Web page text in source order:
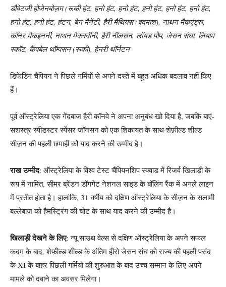
डौवेटजी होजेनबोज़म (रूकी हंट, हनो हंट, हनो हंट, हनो हंट, हनो हंट, हनो हंट,
हनो हंट, हनो हंट, हंटन, बेन मैनेंटी, हैरी मैथियस (बदमाश), नाथन मैकएंड्रू,
कॉनर मैकइनर्नी, नाथन मैकस्वीनी, हैरी नीलसन, लॉयड पोप, जेसन संघा, लियाम
स्कॉट, कैंपबेल थॉम्पसन (रूकी), हेनरी थॉर्नटन
डिफेंडिंग चैंपियन ने पिछले गर्मियों से अपने दस्ते में बहुत अधिक बदलाव नहीं किए
हैं।
पूर्व ऑस्ट्रेलिया एक गेंदबाज हैरी कॉनवे ने अपना अनुबंध खो दिया है, जबकि बाएं-
सशस्त्र स्पीडस्टर स्पेंसर जॉनसन को एक शिकायत के साथ शेफ़ील्ड शील्ड
सीज़न की पहली छमाही को याद करने की उम्मीद है।
राख उम्मीद: ऑस्ट्रेलिया के विश्व टेस्ट चैंपियनशिप स्क्वाड में रिजर्व खिलाड़ी के
रूप में नामित, सीमर ब्रेंडन डॉगगेट नेशनल साइड के बॉलिंग रैंक में अगले लाइन
में प्रतीत होता है। हालांकि, 31 वर्षीय को दक्षिण ऑस्ट्रेलिया के सीज़न के सलामी
बल्लेबाज को हैमस्ट्रिंग की चोट के साथ याद करने की उम्मीद है।
खिलाड़ी देखने के लिए: न्यू साउथ वेल्स से दक्षिण ऑस्ट्रेलिया के अपने सफल
कदम के बाद, शेफ़ील्ड शील्ड के अंतिम हीरो जेसन संघ को राज्य की पहली पसंद
के XI के बाहर पिछली गर्मियों की शुरुआत के बाद उच्च सम्मान के लिए अपने
मामले को दबाने का अवसर मिलेगा।